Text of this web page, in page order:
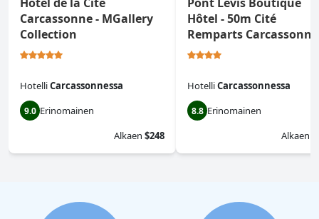
Carcassonne - MGallery
Collection
HotelliCarcassonnessa
9.0 Erinomainen
Alkaen $248
Hôtel - 50m Cité
Remparts Carcassonne
HotelliCarcassonnessa
8.8 Erinomainen
Alkaen